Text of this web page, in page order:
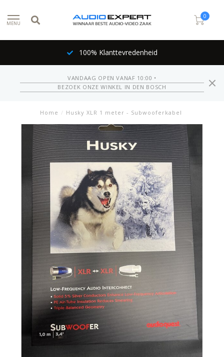
MENU
0
100% Klanttevredenheid
VANDAAG OPEN VANAF 10:00 •
BEZOEK ONZE WINKEL IN DEN BOSCH
Home / Husky XLR 1 meter - Subwooferkabel